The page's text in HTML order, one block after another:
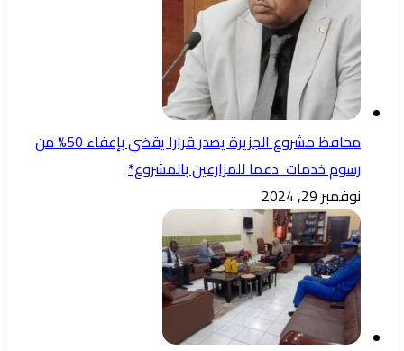
محافظ مشروع الجزيرة يصدر قرارا يقضي بإعفاء 50% من
رسوم خدمات دعما للمزارعين بالمشروع*
نوفمبر 29, 2024